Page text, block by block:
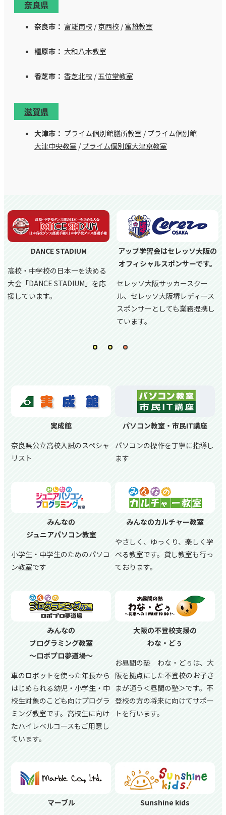
奈良県
奈良市： 富雄南校 /京西校 /富雄教室
橿原市： 大和八木教室
香芝市： 香芝北校 /五位堂教室
滋賀県
大津市： プライム個別館膳所教室 /プライム個別館
大津中央教室 /プライム個別館大津京教室
DANCE STADIUM
高校・中学校の日本一を決める
大会「DANCE STADIUM」を応
援しています。
アップ学習会はセレッソ大阪の
オフィシャルスポンサーです。
セレッソ大阪サッカースクー
ル、 セレッソ大阪堺レディース
スポンサーとしても業務提携し
ています。
実成館
奈良県公立高校入試のスペシャ
リスト
パソコン教室・市民IT講座
パソコンの操作を丁寧に指導し
ます
みんなの
ジュニアパソコン教室
小学生・中学生のためのパソコ
ン教室です
みんなのカルチャー教室
やさしく、ゆっくり、楽しく学
べる教室です。貸し教室も行っ
ております。
みんなの
プログラミング教室
～ロボプロ夢道場～
車のロボットを使った年長から
はじめられる幼児・小学生・中
校生対象のこども向けプログラ
ミング教室です。高校生に向け
たハイレベルコースもご用意し
ています。
大阪の不登校支援の
わな・どぅ
お昼間の塾 わな・どぅは、大
阪を拠点にした不登校のお子さ
まが通う＜昼間の塾＞です。不
登校の方の将来に向けてサポー
トを行います。
マーブル
Sunshine kids